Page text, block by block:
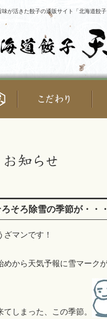
味が活きた餃子の通販サイト「北海道餃子
ろそろ除雪の季節が・・・
ざマンです！
めから天気予報に雪マーク
てしまった、この季節。